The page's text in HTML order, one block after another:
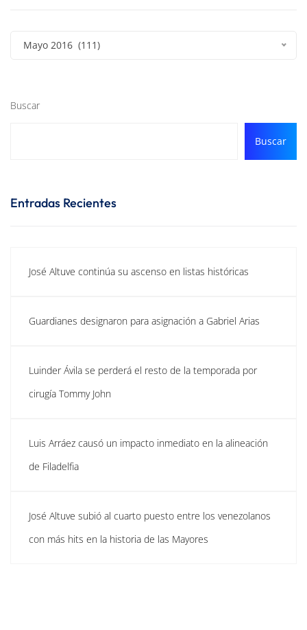
Mayo 2016 (111)
Buscar
Buscar
Entradas Recientes
José Altuve continúa su ascenso en listas históricas
Guardianes designaron para asignación a Gabriel Arias
Luinder Ávila se perderá el resto de la temporada por
cirugía Tommy John
Luis Arráez causó un impacto inmediato en la alineación
de Filadelfia
José Altuve subió al cuarto puesto entre los venezolanos
con más hits en la historia de las Mayores